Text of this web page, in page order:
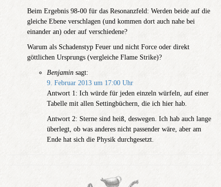
Beim Ergebnis 98-00 für das Resonanzfeld: Werden beide auf die
gleiche Ebene verschlagen (und kommen dort auch nahe bei
einander an) oder auf verschiedene?
Warum als Schadenstyp Feuer und nicht Force oder direkt
göttlichen Ursprungs (vergleiche Flame Strike)?
Benjamin sagt:
9. Februar 2013 um 17:00 Uhr
Antwort 1: Ich würde für jeden einzeln würfeln, auf einer
Tabelle mit allen Settingbüchern, die ich hier hab.
Antwort 2: Sterne sind heiß, deswegen. Ich hab auch lange
überlegt, ob was anderes nicht passender wäre, aber am
Ende hat sich die Physik durchgesetzt.